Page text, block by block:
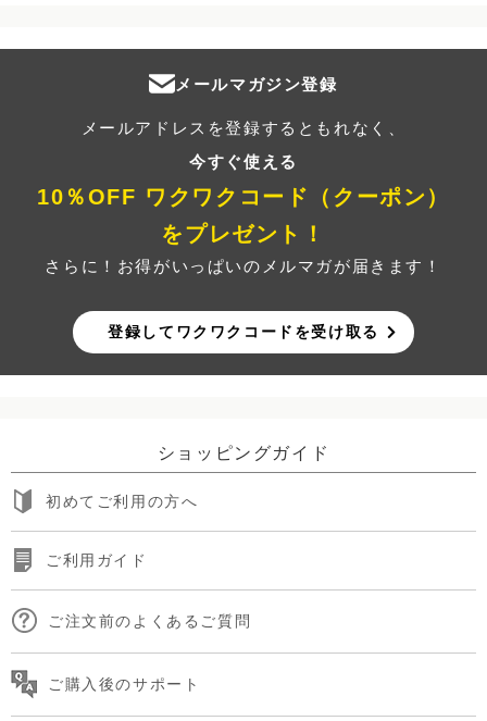
メールマガジン登録
メールアドレスを登録するともれなく、
今すぐ使える
10％OFF ワクワクコード（クーポン）
をプレゼント！
さらに！お得がいっぱいのメルマガが届きます！
登録してワクワクコードを受け取る
ショッピングガイド
初めてご利用の方へ
ご利用ガイド
ご注文前のよくあるご質問
ご購入後のサポート